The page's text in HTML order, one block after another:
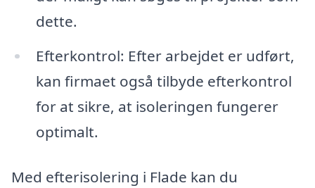
dette.
Efterkontrol: Efter arbejdet er udført,
kan firmaet også tilbyde efterkontrol
for at sikre, at isoleringen fungerer
optimalt.
Med efterisolering i Flade kan du